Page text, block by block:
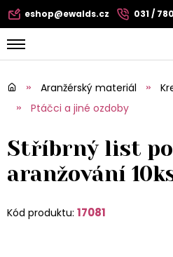
eshop@ewalds.cz 031 /
Aranžérský materiál
Ptáčci a jiné ozdoby
Stříbrný list
aranžování
Kód produktu: 17081